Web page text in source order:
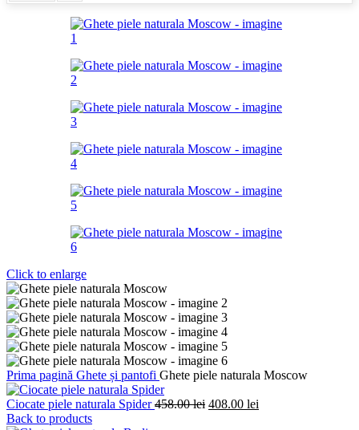
Click to enlarge
Prima pagină Ghete și pantofi Ghete piele naturala Moscow
Ciocate piele naturala Spider458.00lei Prețul
408.00 lei
Back to products